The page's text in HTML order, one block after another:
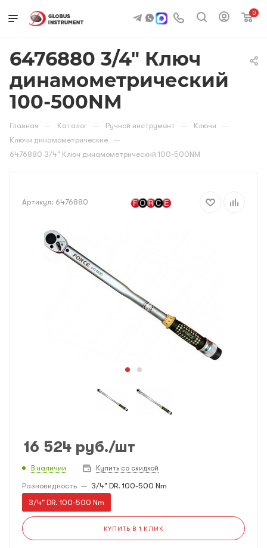
0
6476880 3/4" Ключ
динамометрический
100-500NМ
Главная — Каталог — Ручной инструмент — Ключи —
Ключи динамометрические —
6476880 3/4" Ключ динамометрический 100-500NМ
Артикул: 6476880
16 524 руб./шт
В наличии Купить со скидкой
Разновидность — 3/4" DR. 100-500 Nm
3/4" DR. 100-500 Nm
КУПИТЬ В 1 КЛИК